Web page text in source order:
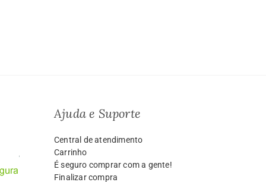
Ajuda e Suporte
Central de atendimento
Carrinho
É seguro comprar com a gente!
Finalizar compra